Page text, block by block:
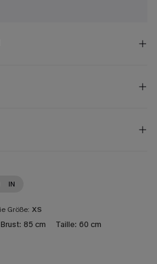
IN
Größe: XS
Brust: 85 cm Taille: 60 cm